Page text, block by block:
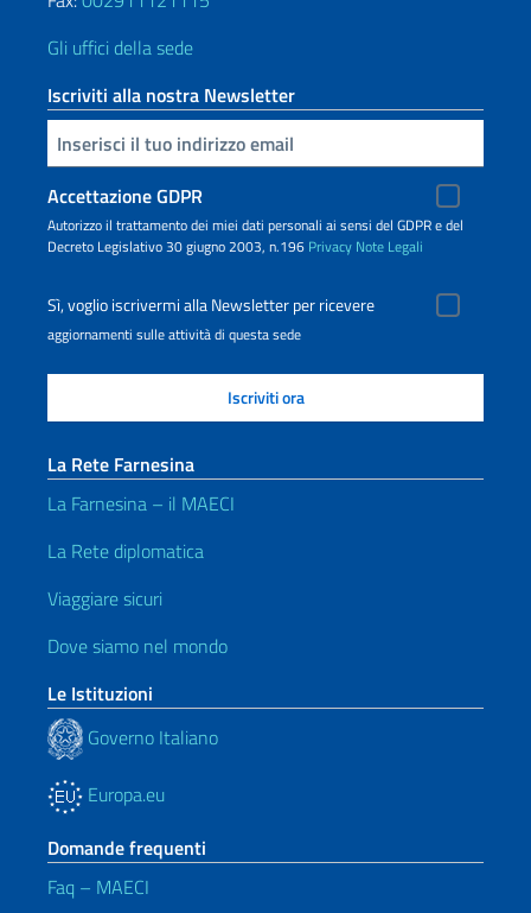
Gli uffici della sede
Iscriviti alla nostra Newsletter
Inserisci la tua email
Accettazione GDPR
Autorizzo il trattamento dei miei dati personali ai sensi del GDPR e del
Decreto Legislativo 30 giugno 2003, n.196 Privacy Note Legali
Sì, voglio iscrivermi alla Newsletter per ricevere
aggiornamenti sulle attività di questa sede
La Rete Farnesina
La Farnesina – il MAECI
La Rete diplomatica
Viaggiare sicuri
Dove siamo nel mondo
Le Istituzioni
Governo Italiano
Europa.eu
Domande frequenti
Faq – MAECI